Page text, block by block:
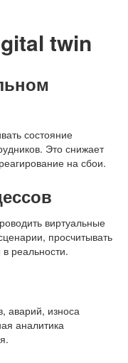
twin
состояние
Это снижает
на сбои.
виртуальные
просчитывать
реальности.
аварий, износа
аналитика